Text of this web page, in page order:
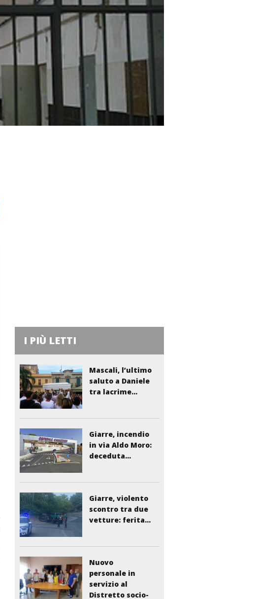
I PIÙ LETTI
Mascali, l’ultimo
saluto a Daniele
tra lacrime...
Giarre, incendio
in via Aldo Moro:
deceduta...
Giarre, violento
scontro tra due
vetture: ferita...
Nuovo
personale in
servizio al
Distretto socio-